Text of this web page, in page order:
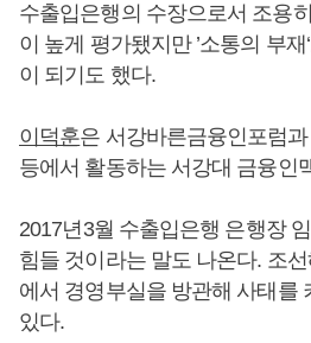
수출입은행의 수장으로서 조용
이 높게 평가됐지만 ’소통의 부
이 되기도 했다.
이덕훈은 서강바른금융인포럼
등에서 활동하는 서강대 금융인
2017년3월 수출입은행 은행장
힘들 것이라는 말도 나온다. 조
에서 경영부실을 방관해 사태를
있다.